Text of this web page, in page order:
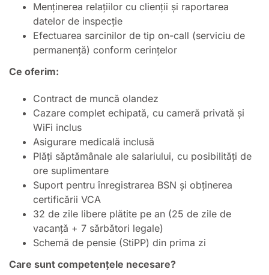
Menținerea relațiilor cu clienții și raportarea
datelor de inspecție
Efectuarea sarcinilor de tip on-call (serviciu de
permanență) conform cerințelor
Ce oferim:
Contract de muncă olandez
Cazare complet echipată, cu cameră privată și
WiFi inclus
Asigurare medicală inclusă
Plăți săptămânale ale salariului, cu posibilități de
ore suplimentare
Suport pentru înregistrarea BSN și obținerea
certificării VCA
32 de zile libere plătite pe an (25 de zile de
vacanță + 7 sărbători legale)
Schemă de pensie (StiPP) din prima zi
Care sunt competențele necesare?